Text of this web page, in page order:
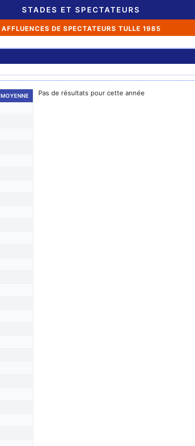
STADES ET SPECTATEURS
AFFLUENCES DE SPECTATEURS TULLE 1985
MOYENNE Pas de résultats pour cette année